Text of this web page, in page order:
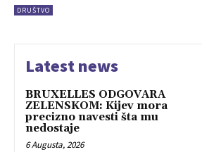
DRUŠTVO
Latest news
BRUXELLES ODGOVARA
ZELENSKOM: Kijev mora
precizno navesti šta mu
nedostaje
6 Augusta, 2026